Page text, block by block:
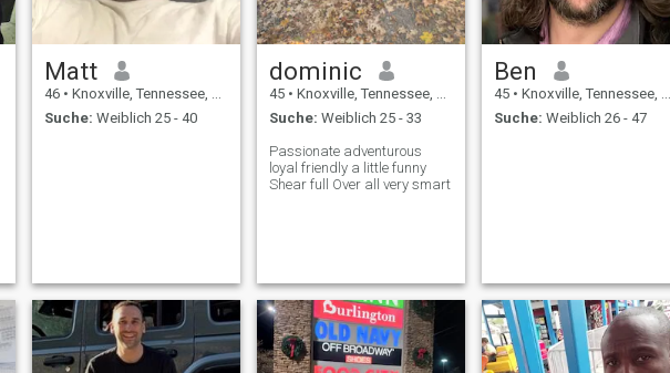
Matt
46 • Knoxville, Tennessee, USA
Suche: Weiblich 25 - 40
dominic
45 • Knoxville, Tennessee, USA
Suche: Weiblich 25 - 33
Passionate adventurous
loyal friendly a little funny
Shear full Over all very smart
Ben
45 • Knoxville, Tennessee, USA
Suche: Weiblich 26 - 47